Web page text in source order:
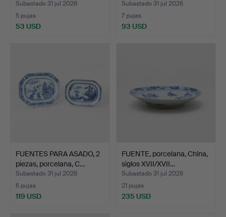
Subastado 31 jul 2026
5 pujas
53 USD
Subastado 31 jul 2026
7 pujas
93 USD
FUENTES PARA ASADO, 2
piezas, porcelana, C…
Subastado 31 jul 2026
6 pujas
119 USD
FUENTE, porcelana, China,
siglos XVII/XVII…
Subastado 31 jul 2026
21 pujas
235 USD